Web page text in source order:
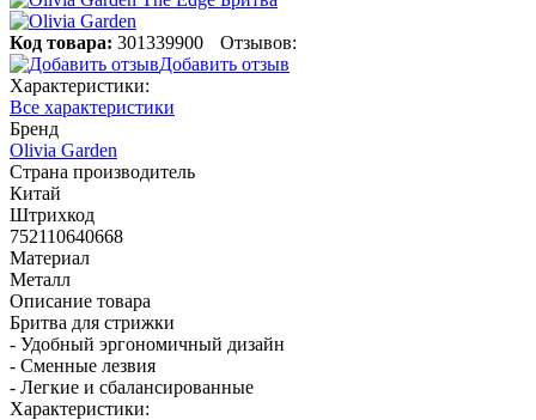
Код товара: 301339900
Отзывов:
Добавить отзыв
Характеристики:
Все характеристики
Бренд
Olivia Garden
Страна производитель
Китай
Штрихкод
752110640668
Материал
Металл
Описание товара
Бритва для стрижки
- Удобный эргономичный дизайн
- Сменные лезвия
- Легкие и сбалансированные
Характеристики: